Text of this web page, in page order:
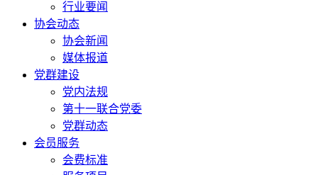
行业要闻
协会动态
协会新闻
媒体报道
党群建设
党内法规
第十一联合党委
党群动态
会员服务
会费标准